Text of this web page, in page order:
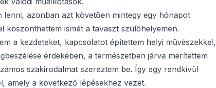
lenni, azonban azt követően mintegy egy hónapot
köszönthettem ismét a tavaszt szülőhelyemen.
a kezdeteket, kapcsolatot építettem helyi művészekkel,
érdekében, a természetben járva merítettem
szakirodalmat szereztem be. Így egy rendkívül
amely a következő lépésekhez vezet.